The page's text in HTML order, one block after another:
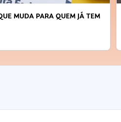
MUDA PARA QUEM JÁ TEM